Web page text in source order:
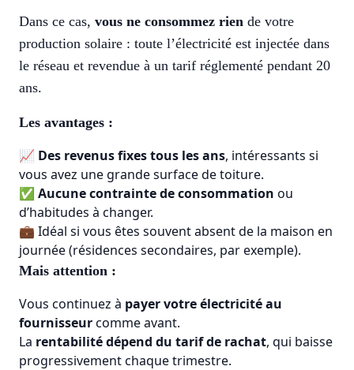
Dans ce cas, vous ne consommez rien de votre
production solaire : toute l’électricité est injectée dans
le réseau et revendue à un tarif réglementé pendant 20
ans.
Les avantages :
📈 Des revenus fixes tous les ans, intéressants si
vous avez une grande surface de toiture.
✅ Aucune contrainte de consommation ou
d’habitudes à changer.
💼 Idéal si vous êtes souvent absent de la maison en
journée (résidences secondaires, par exemple).
Mais attention :
Vous continuez à payer votre électricité au
fournisseurcomme avant.
La rentabilité dépend du tarif de rachat, qui baisse
progressivement chaque trimestre.